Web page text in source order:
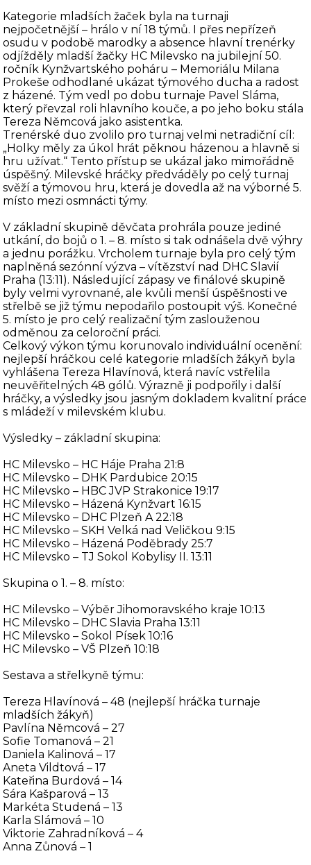
Kategorie mladších žaček byla na turnaji
nejpočetnější – hrálo v ní 18 týmů. I přes nepřízeň
osudu v podobě marodky a absence hlavní trenérky
odjížděly mladší žačky HC Milevsko na jubilejní 50.
ročník Kynžvartského poháru – Memoriálu Milana
Prokeše odhodlané ukázat týmového ducha a radost
z házené. Tým vedl po dobu turnaje Pavel Sláma,
který převzal roli hlavního kouče, a po jeho boku stála
Tereza Němcová jako asistentka.
Trenérské duo zvolilo pro turnaj velmi netradiční cíl:
„Holky měly za úkol hrát pěknou házenou a hlavně si
hru užívat.“ Tento přístup se ukázal jako mimořádně
úspěšný. Milevské hráčky předváděly po celý turnaj
svěží a týmovou hru, která je dovedla až na výborné 5.
místo mezi osmnácti týmy.
V základní skupině děvčata prohrála pouze jediné
utkání, do bojů o 1. – 8. místo si tak odnášela dvě výhry
a jednu porážku. Vrcholem turnaje byla pro celý tým
naplněná sezónní výzva – vítězství nad DHC Slavií
Praha (13:11). Následující zápasy ve finálové skupině
byly velmi vyrovnané, ale kvůli menší úspěšnosti ve
střelbě se již týmu nepodařilo postoupit výš. Konečné
5. místo je pro celý realizační tým zaslouženou
odměnou za celoroční práci.
Celkový výkon týmu korunovalo individuální ocenění:
nejlepší hráčkou celé kategorie mladších žákyň byla
vyhlášena Tereza Hlavínová, která navíc vstřelila
neuvěřitelných 48 gólů. Výrazně ji podpořily i další
hráčky, a výsledky jsou jasným dokladem kvalitní práce
s mládeží v milevském klubu.
Výsledky – základní skupina:
HC Milevsko – HC Háje Praha 21:8
HC Milevsko – DHK Pardubice 20:15
HC Milevsko – HBC JVP Strakonice 19:17
HC Milevsko – Házená Kynžvart 16:15
HC Milevsko – DHC Plzeň A 22:18
HC Milevsko – SKH Velká nad Veličkou 9:15
HC Milevsko – Házená Poděbrady 25:7
HC Milevsko – TJ Sokol Kobylisy II. 13:11
Skupina o 1. – 8. místo:
HC Milevsko – Výběr Jihomoravského kraje 10:13
HC Milevsko – DHC Slavia Praha 13:11
HC Milevsko – Sokol Písek 10:16
HC Milevsko – VŠ Plzeň 10:18
Sestava a střelkyně týmu:
Tereza Hlavínová – 48 (nejlepší hráčka turnaje
mladších žákyň)
Pavlína Němcová – 27
Sofie Tomanová – 21
Daniela Kalinová – 17
Aneta Vildtová – 17
Kateřina Burdová – 14
Sára Kašparová – 13
Markéta Studená – 13
Karla Slámová – 10
Viktorie Zahradníková – 4
Anna Zůnová – 1